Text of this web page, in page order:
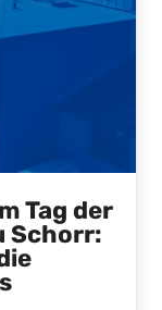
Tag der
Schorr: